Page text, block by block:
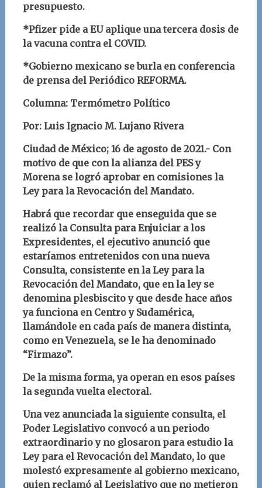
presupuesto.
*Pfizer pide a EU aplique una tercera dosis de
la vacuna contra el COVID.
*Gobierno mexicano se burla en conferencia
de prensa del Periódico REFORMA.
Columna: Termómetro Político
Por: Luis Ignacio M. Lujano Rivera
Ciudad de México; 16 de agosto de 2021.- Con
motivo de que con la alianza del PES y
Morena se logró aprobar en comisiones la
Ley para la Revocación del Mandato.
Habrá que recordar que enseguida que se
realizó la Consulta para Enjuiciar a los
Expresidentes, el ejecutivo anunció que
estaríamos entretenidos con una nueva
Consulta, consistente en la Ley para la
Revocación del Mandato, que en la ley se
denomina plesbiscito y que desde hace años
ya funciona en Centro y Sudamérica,
llamándole en cada país de manera distinta,
como en Venezuela, se le ha denominado
“Firmazo”.
De la misma forma, ya operan en esos países
la segunda vuelta electoral.
Una vez anunciada la siguiente consulta, el
Poder Legislativo convocó a un periodo
extraordinario y no glosaron para estudio la
Ley para el Revocación del Mandato, lo que
molestó expresamente al gobierno mexicano,
quien reclamó al Legislativo que no metieron